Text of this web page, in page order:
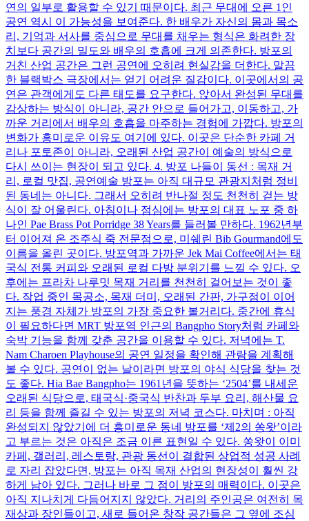
연의 일부로 활용할 수 있기 때문이다. 최근 무대에 오른 1인
공연 역시 이 가능성을 보여준다. 한 배우가 자신의 몸과 목소
리, 기억과 서사를 중심으로 무대를 채우는 형식은 화려한 장
치보다 공간의 밀도와 배우의 호흡에 크게 의존한다. 방포의
거친 산업 공간은 그런 공연에 오히려 현실감을 더한다. 말끔
한 블랙박스 극장에서는 얻기 어려운 질감이다. 이곳에서의 공
연은 관객에게도 다른 태도를 요구한다. 앉아서 완성된 무대를
감상하는 방식이 아니라, 공간 안으로 들어가고, 이동하고, 가
까운 거리에서 배우의 호흡을 마주하는 경험에 가깝다. 방포의
변화가 흥미로운 이유도 여기에 있다. 이곳은 단순한 카페 거
리나 포토존이 아니라, 오래된 산업 공간이 예술의 방식으로
다시 쓰이는 현장이 되고 있다. 4. 방포 나들이 동선 : 목재 거
리, 로컬 맛집, 공연예술 방포는 아직 대규모 관광지처럼 정비
된 동네는 아니다. 그래서 오히려 반나절 정도 천천히 걷는 방
식이 잘 어울린다. 아침이나 점심에는 방포의 대표 노포 중 하
나인 Pae Brass Pot Porridge 38 Years를 들러볼 만하다. 1962년부
터 이어져 온 조주식 죽 전문점으로, 미쉐린 Bib Gourmand에도
이름을 올린 곳이다. 방포역과 가까운 Jek Mai Coffee에서는 태
국식 전통 커피와 오래된 로컬 다방 분위기를 느낄 수 있다. 오
후에는 프라차 나루밋 목재 거리를 천천히 걸어보는 것이 좋
다. 작업 중인 목공소, 목재 더미, 오래된 간판, 가구점이 이어
지는 풍경 자체가 방포의 가장 중요한 볼거리다. 중간에 휴식
이 필요하다면 MRT 방포역 인근의 Bangpho Story처럼 카페와
숙박 기능을 함께 갖춘 공간을 이용할 수 있다. 저녁에는 T.
Nam Charoen Playhouse의 공연 일정을 확인해 관람을 계획해
볼 수 있다. 공연이 없는 날이라면 방포의 야식 식당을 찾는 것
도 좋다. Hia Bae Bangpho는 1961년을 뜻하는 ‘2504’를 내세운
오래된 식당으로, 태국식·중국식 반찬과 두부 요리, 해산물 요
리 등을 함께 즐길 수 있는 방포의 저녁 코스다. 마치며 : 아직
완성되지 않았기에 더 흥미로운 동네 방포를 ‘제2의 쏭왓’이라
고 부르는 것은 아직은 조금 이른 표현일 수 있다. 쏭왓이 이미
카페, 갤러리, 레스토랑, 관광 동선이 결합된 상업적 성공 사례
로 자리 잡았다면, 방포는 아직 목재 산업의 현장성이 훨씬 강
하게 남아 있다. 그러나 바로 그 점이 방포의 매력이다. 이곳은
아직 지나치게 다듬어지지 않았다. 거리의 주인공은 여전히 목
재상과 장인들이고, 새로 들어온 창작 공간들은 그 옆에 조심